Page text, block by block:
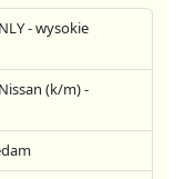
- wysokie
(k/m) -